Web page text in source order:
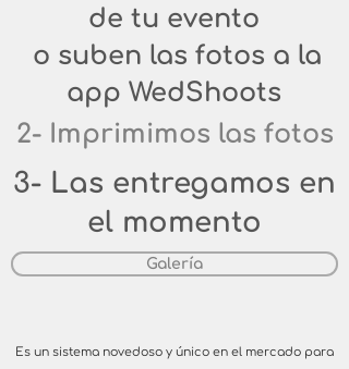
de tu evento
o suben las fotos a la
app WedShoots
2- Imprimimos las fotos
3- Las entregamos en
el momento
Galería
Es un sistema novedoso y único en el mercado para